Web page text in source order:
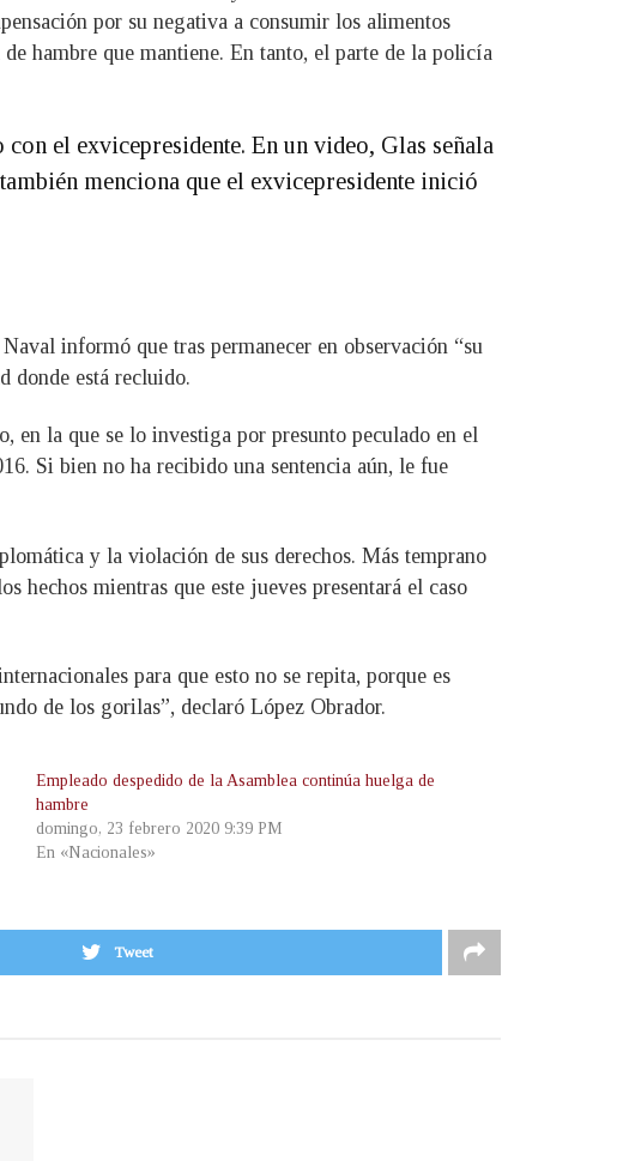
por su negativa a consumir los alimentos
hambre que mantiene. En tanto, el parte de la policía
el exvicepresidente. En un video, Glas señala
menciona que el exvicepresidente inició
informó que tras permanecer en observación “su
donde está recluido.
en la que se lo investiga por presunto peculado en el
Si bien no ha recibido una sentencia aún, le fue
y la violación de sus derechos. Más temprano
hechos mientras que este jueves presentará el caso
para que esto no se repita, porque es
de los gorilas”, declaró López Obrador.
Empleado despedido de la Asamblea continúa huelga de
hambre
domingo, 23 febrero 2020 9:39 PM
En «Nacionales»
Tweet